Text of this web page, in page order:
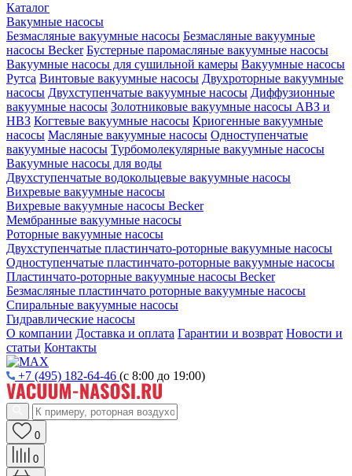
Каталог
Вакумные насосы
Безмасляные вакуумные насосы Безмасляные вакуумные
насосы Becker Бустерные паромасляные вакуумные насосы
Вакуумные насосы для сушильной камеры Вакуумные насосы
Рутса Винтовые вакуумные насосы Двухроторные вакуумные
насосы Двухступенчатые вакуумные насосы Диффузионные
вакуумные насосы Золотниковые вакуумные насосы АВЗ и
НВЗ Когтевые вакуумные насосы Криогенные вакуумные
насосы Масляные вакуумные насосы Одноступенчатые
вакуумные насосы Турбомолекулярные вакуумные насосы
Вакуумные насосы для воды
Двухступенчатые водокольцевые вакуумные насосы
Вихревые вакуумные насосы
Вихревые вакуумные насосы Becker
Мембранные вакуумные насосы
Роторные вакуумные насосы
Двухступенчатые пластинчато-роторные вакуумные насосы
Одноступенчатые пластинчато-роторные вакуумные насосы
Пластинчато-роторные вакуумные насосы Becker
Безмасляные пластинчато роторные вакуумные насосы
Спиральные вакуумные насосы
Гидравлические насосы
О компании Доставка и оплата Гарантии и возврат Новости и
статьи Контакты
+7 (495) 182-64-46 (с 8:00 до 19:00)
0
0